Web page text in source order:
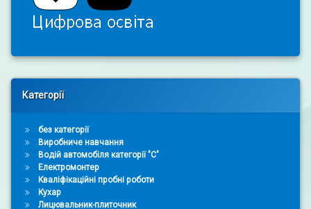
Right Sidebar
Категорії
без категорії
Виробниче навчання
Водій автомобіля категорії "С"
Електромонтер
Кваліфікаційні пробні роботи
Кухар
Лицювальник-плиточник